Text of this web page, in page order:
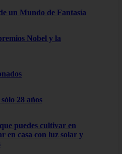
un Mundo de Fantasía
Nobel y la
28 años
puedes cultivar en
en casa con luz solar y